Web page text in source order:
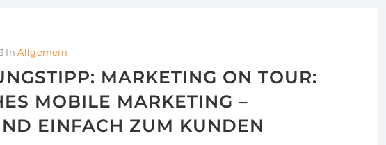
InAllgemein
MARKETING ON TOUR:
MOBILE MARKETING –
EINFACH ZUM KUNDEN